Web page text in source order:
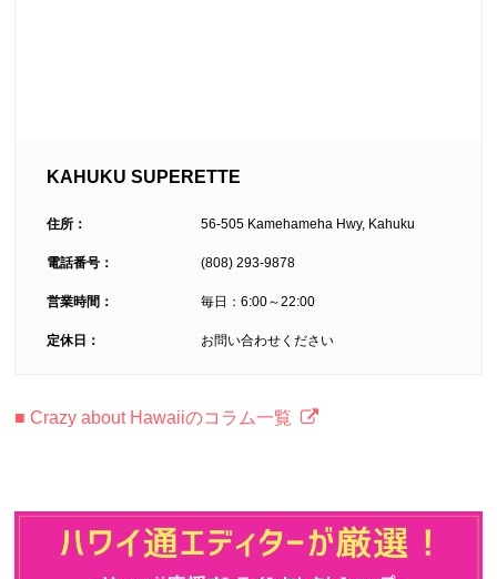
KAHUKU SUPERETTE
住所： 56-505 Kamehameha Hwy, Kahuku
電話番号： (808) 293-9878
営業時間： 毎日：6:00～22:00
定休日： お問い合わせください
■ Crazy about Hawaiiのコラム一覧